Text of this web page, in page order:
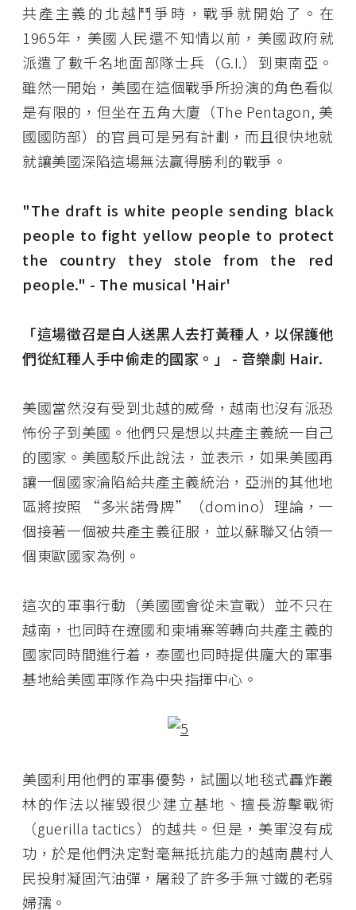
共產主義的北越鬥爭時，戰爭就開始了。在
1965年，美國人民還不知情以前，美國政府就
派遣了數千名地面部隊士兵（G.I.）到東南亞。
雖然一開始，美國在這個戰爭所扮演的角色看似
是有限的，但坐在五角大廈（The Pentagon, 美
國國防部）的官員可是另有計劃，而且很快地就
就讓美國深陷這場無法贏得勝利的戰爭。
"The draft is white people sending black
people to fight yellow people to protect
the country they stole from the red
people." - The musical 'Hair'
「這場徵召是白人送黑人去打黃種人，以保護他
們從紅種人手中偷走的國家。」 - 音樂劇 Hair.
美國當然沒有受到北越的威脅，越南也沒有派恐
怖份子到美國。他們只是想以共產主義統一自己
的國家。美國駁斥此說法，並表示，如果美國再
讓一個國家淪陷給共產主義統治，亞洲的其他地
區將按照 “多米諾骨牌”（domino）理論，一
個接著一個被共產主義征服，並以蘇聯又佔領一
個東歐國家為例。
這次的軍事行動（美國國會從未宣戰）並不只在
越南，也同時在遼國和柬埔寨等轉向共產主義的
國家同時間進行着，泰國也同時提供龐大的軍事
基地給美國軍隊作為中央指揮中心。
美國利用他們的軍事優勢，試圖以地毯式轟炸叢
林的作法以摧毀很少建立基地、擅長游擊戰術
（guerilla tactics）的越共。但是，美軍沒有成
功，於是他們決定對毫無抵抗能力的越南農村人
民投射凝固汽油彈，屠殺了許多手無寸鐵的老弱
婦孺。